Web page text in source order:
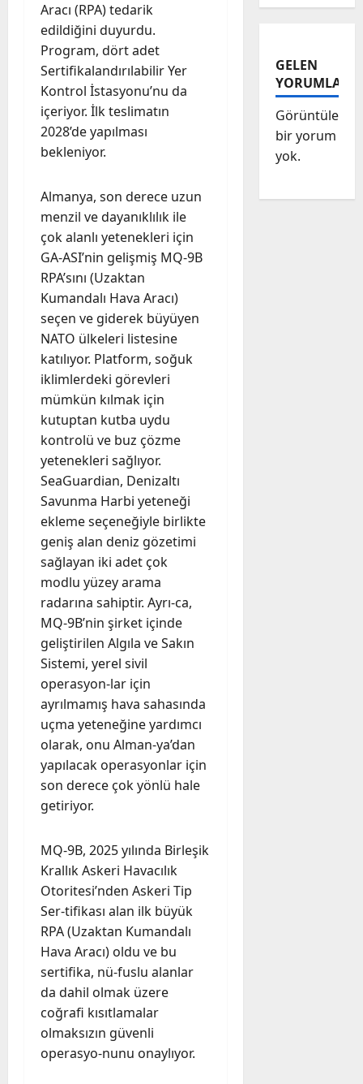
Aracı (RPA) tedarik
edildiğini duyurdu.
Program, dört adet
Sertifikalandırılabilir Yer
Kontrol İstasyonu’nu da
içeriyor. İlk teslimatın
2028’de yapılması
bekleniyor.
Almanya, son derece uzun
menzil ve dayanıklılık ile
çok alanlı yetenekleri için
GA-ASI’nin gelişmiş MQ-9B
RPA’sını (Uzaktan
Kumandalı Hava Aracı)
seçen ve giderek büyüyen
NATO ülkeleri listesine
katılıyor. Platform, soğuk
iklimlerdeki görevleri
mümkün kılmak için
kutuptan kutba uydu
kontrolü ve buz çözme
yetenekleri sağlıyor.
SeaGuardian, Denizaltı
Savunma Harbi yeteneği
ekleme seçeneğiyle birlikte
geniş alan deniz gözetimi
sağlayan iki adet çok
modlu yüzey arama
radarına sahiptir. Ayrı-ca,
MQ-9B’nin şirket içinde
geliştirilen Algıla ve Sakın
Sistemi, yerel sivil
operasyon-lar için
ayrılmamış hava sahasında
uçma yeteneğine yardımcı
olarak, onu Alman-ya’dan
yapılacak operasyonlar için
son derece çok yönlü hale
getiriyor.
MQ-9B, 2025 yılında Birleşik
Krallık Askeri Havacılık
Otoritesi’nden Askeri Tip
Ser-tifikası alan ilk büyük
RPA (Uzaktan Kumandalı
Hava Aracı) oldu ve bu
sertifika, nü-fuslu alanlar
da dahil olmak üzere
coğrafi kısıtlamalar
olmaksızın güvenli
operasyo-nunu onaylıyor.
GELEN
YORUMLAR
bir yorum
yok.